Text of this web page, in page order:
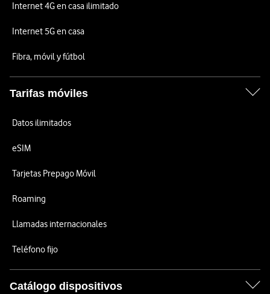
Internet 4G en casa ilimitado
Internet 5G en casa
Fibra, móvil y fútbol
Tarifas móviles
Datos ilimitados
eSIM
Tarjetas Prepago Móvil
Roaming
Llamadas internacionales
Teléfono fijo
Catálogo dispositivos